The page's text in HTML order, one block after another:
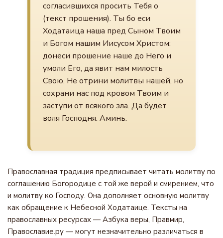
согласившихся просить Тебя о
(текст прошения). Ты бо еси
Ходатаица наша пред Сыном Твоим
и Богом нашим Иисусом Христом:
донеси прошение наше до Него и
умоли Его, да явит нам милость
Свою. Не отрини молитвы нашей, но
сохрани нас под кровом Твоим и
заступи от всякого зла. Да будет
воля Господня. Аминь.
Православная традиция предписывает читать молитву по
соглашению Богородице с той же верой и смирением, что
и молитву ко Господу. Она дополняет основную молитву
как обращение к Небесной Ходатаице. Тексты на
православных ресурсах — Азбука веры, Правмир,
Православие.ру — могут незначительно различаться в